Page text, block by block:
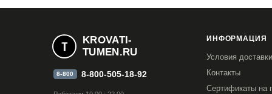
вкладыши без опор.
KROVATI-
TUMEN.RU
8-800 8-800-505-18-92
ИНФОРМАЦИЯ
Условия доставки
Контакты
Сертификаты на